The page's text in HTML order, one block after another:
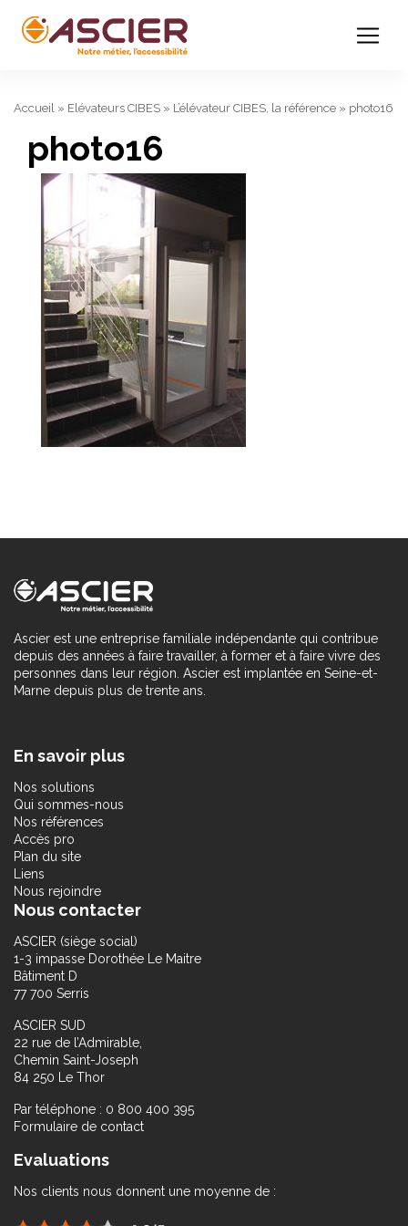
Accueil » Elévateurs CIBES » L’élévateur CIBES, la référence » photo16
photo16
Ascier est une entreprise familiale indépendante qui contribue
depuis des années à faire travailler, à former et à faire vivre des
personnes dans leur région. Ascier est implantée en Seine-et-
Marne depuis plus de trente ans.
En savoir plus
Nos solutions
Qui sommes-nous
Nos références
Accès pro
Plan du site
Liens
Nous rejoindre
Nous contacter
ASCIER (siège social)
1-3 impasse Dorothée Le Maitre
Bâtiment D
77 700 Serris
ASCIER SUD
22 rue de l’Admirable,
Chemin Saint-Joseph
84 250 Le Thor
Par téléphone : 0 800 400 395
Formulaire de contact
Evaluations
Nos clients nous donnent une moyenne de :